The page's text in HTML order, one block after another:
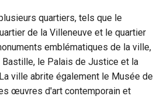
quartiers, tels que le
de la Villeneuve et le quartier
emblématiques de la ville,
le Palais de Justice et la
ville abrite également le Musée de
œuvres d'art contemporain et